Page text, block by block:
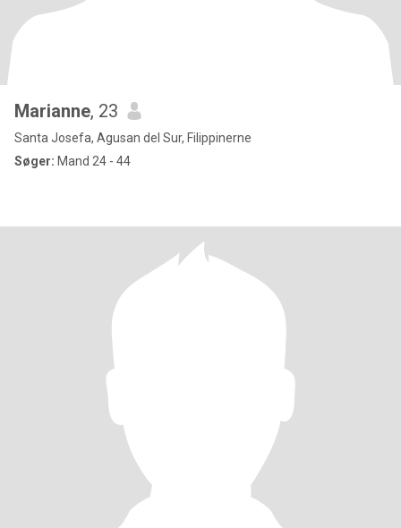
Marianne, 23
Santa Josefa, Agusan del Sur, Filippinerne
Søger: Mand 24 - 44